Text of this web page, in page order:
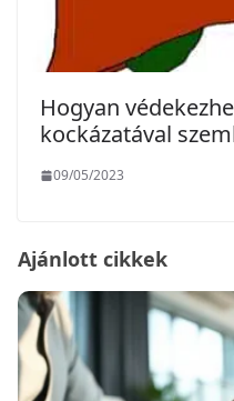
Hogyan
kockázatával
09/05/2023
Ajánlott cikkek